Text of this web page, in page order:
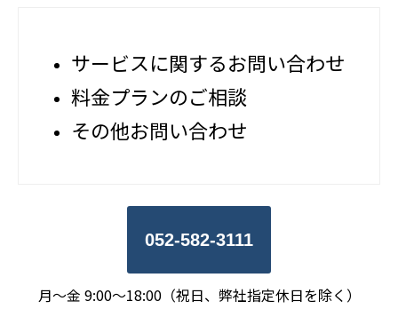
サービスに関するお問い合わせ
料金プランのご相談
その他お問い合わせ
052-582-3111
月～金 9:00～18:00（祝日、弊社指定休日を除く）